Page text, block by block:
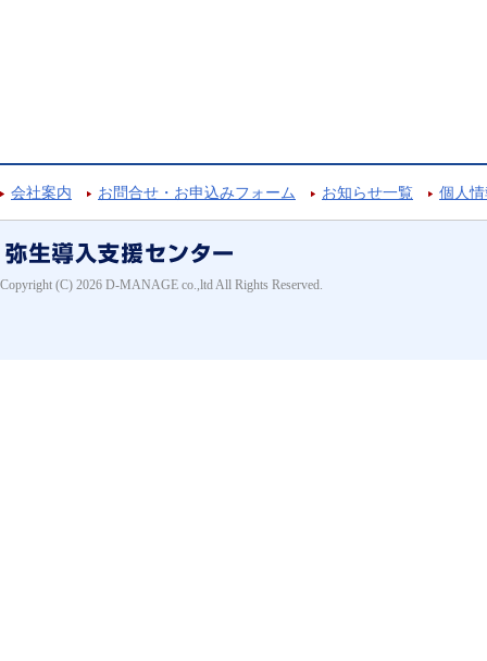
会社案内 お問合せ・お申込みフォーム お知らせ一覧 個人
Copyright (C) 2026 D-MANAGE co.,ltd All Rights Reserved.